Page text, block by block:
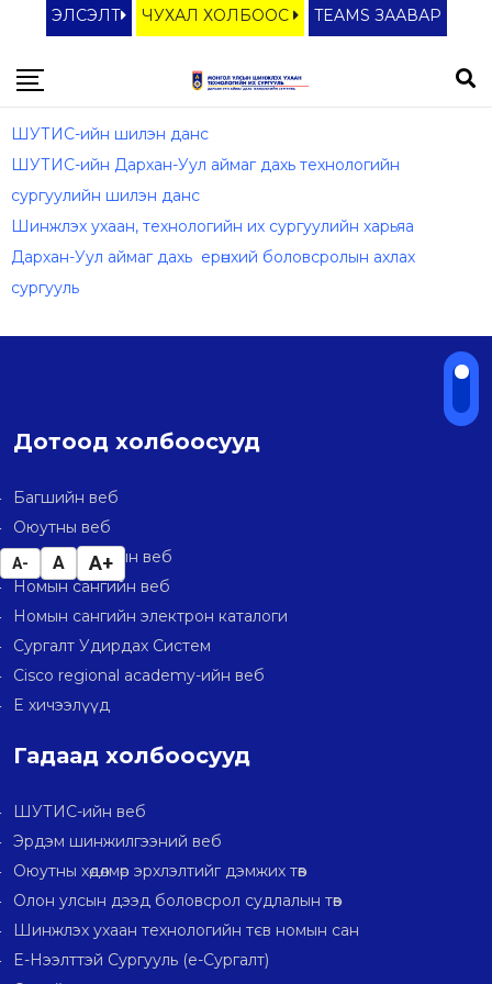
ЭЛСЭЛТ ЧУХАЛ ХОЛБООС TEAMS ЗААВАР
ШУТИС-ийн шилэн данс
ШУТИС-ийн Дархан-Уул аймаг дахь технологийн
сургуулийн шилэн данс
Шинжлэх ухаан, технологийн их сургуулийн харьяа
Дархан-Уул аймаг дахь ерөнхий боловсролын ахлах
сургууль
A- A A+
Дотоод холбоосууд
Багшийн веб
Оюутны веб
Аттестатчиллын веб
Номын сангийн веб
Номын сангийн электрон каталоги
Сургалт Удирдах Систем
Cisco regional academy-ийн веб
E хичээлүүд
Гадаад холбоосууд
ШУТИС-ийн веб
Эрдэм шинжилгээний веб
Оюутны хөдөлмөр эрхлэлтийг дэмжих төв
Олон улсын дээд боловсрол судлалын төв
Шинжлэх ухаан технологийн тєв номын сан
E-Нээлттэй Сургууль (e-Сургалт)